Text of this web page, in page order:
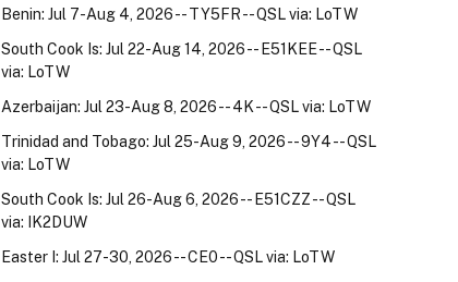
Benin: Jul 7-Aug 4, 2026 -- TY5FR -- QSL via: LoTW
South Cook Is: Jul 22-Aug 14, 2026 -- E51KEE -- QSL
via: LoTW
Azerbaijan: Jul 23-Aug 8, 2026 -- 4K -- QSL via: LoTW
Trinidad and Tobago: Jul 25-Aug 9, 2026 -- 9Y4 -- QSL
via: LoTW
South Cook Is: Jul 26-Aug 6, 2026 -- E51CZZ -- QSL
via: IK2DUW
Easter I: Jul 27-30, 2026 -- CE0 -- QSL via: LoTW